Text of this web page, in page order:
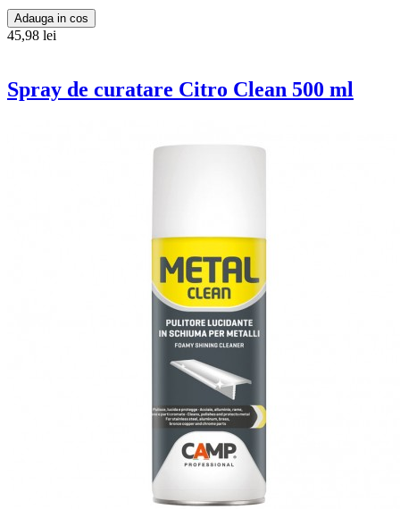
Adauga in cos
45,98 lei
Spray de curatare Citro Clean 500 ml